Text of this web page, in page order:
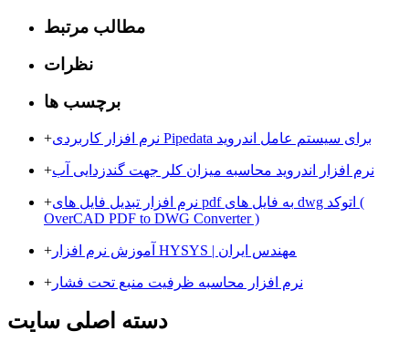
مطالب مرتبط
نظرات
برچسب ها
+ نرم افزار کاربردی Pipedata برای سیستم عامل اندروید
+نرم افزار اندروید محاسبه میزان کلر جهت گندزدایی آب
+نرم افزار تبدیل فایل های pdf به فایل های dwg اتوکد (
OverCAD PDF to DWG Converter )
+ آموزش نرم افزار HYSYS | مهندس ایران
+ نرم ‌افزار محاسبه ظرفیت منبع تحت فشار
دسته اصلی سایت